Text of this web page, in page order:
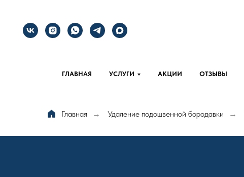
ГЛАВНАЯ УСЛУГИ АКЦИИ ОТЗЫВЫ
Главная → Удаление подошвенной бородавки →